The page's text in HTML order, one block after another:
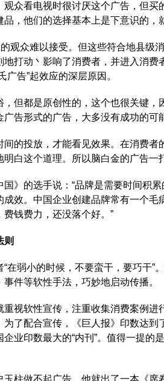
观众看电视时很讨厌这个广告，但买
品，他们的选择基本上是下意识的，
的观众难以接受。但这些符合地县级
地打动丶影响了消费者，并进入消费
广告”起效应的深层原因。
，但都是原创性的，这个也很关键，
告形式的广告，大多没有成功的可
间的投放，才能看见效果。在消费者
白这个道理。所以脑白金的广告一
国》的选手说：“品牌是需要时间积
效。中国企业创建品牌常有一个毛
费钱费力，还没落个好。”
则
“在弱小的时候，不要蛮干，要巧干”
件等软性手法，巧妙地启动传播。
重视软性宣传，注重收集消费案例进
为了配合宣传，《巨人报》印数达到
业印数最大的“内刊”。值得一提的